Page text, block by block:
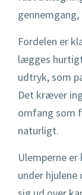
Fordelen er
lægges
udtryk, som
Det kræver
omfang som
naturligt.
Ulemperne
under hjulene